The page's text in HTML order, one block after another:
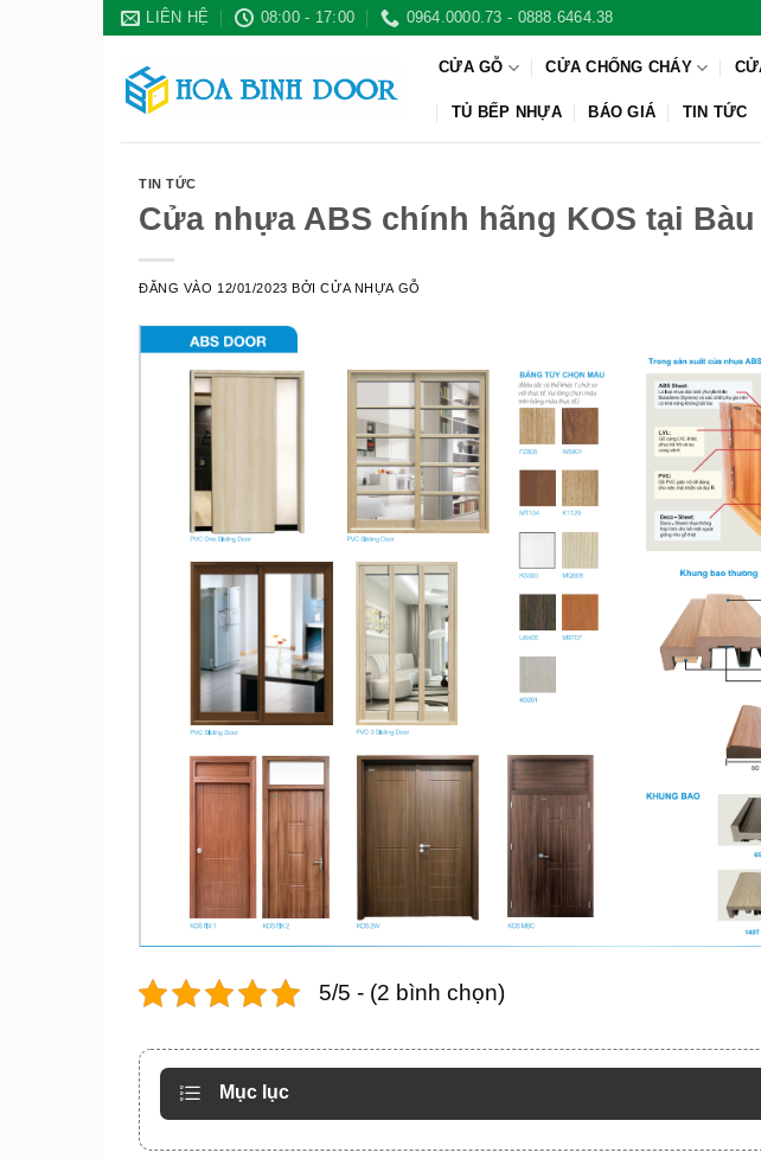
Bỏ
dung
LIÊN HỆ 08:00 - 17:00 0964.0000.73 - 0888.6464.38
CỬA GỖ CỬA CHỐNG CHÁY
TỦ BẾP NHỰA BÁO GIÁ TIN TỨC
TIN TỨC
Cửa nhựa ABS chính hãng KOS tại
ĐĂNG VÀO 12/01/2023 BỞICỬA NHỰA GỖ
5/5 - (2 bình chọn)
Mục lục